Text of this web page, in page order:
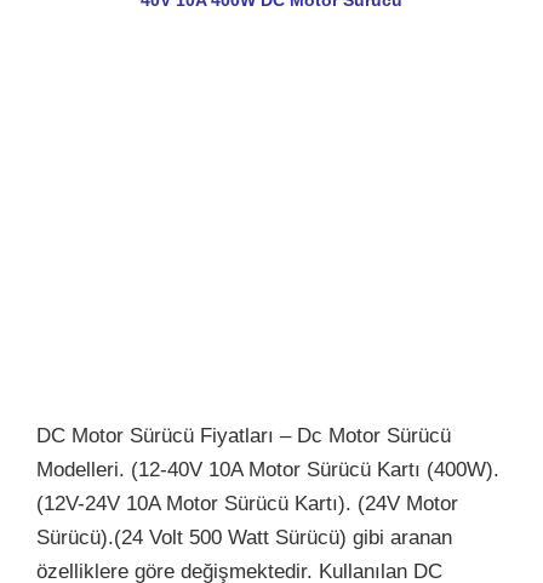
DC Motor Sürücü Fiyatları – Dc Motor Sürücü
Modelleri. (12-40V 10A Motor Sürücü Kartı (400W).
(12V-24V 10A Motor Sürücü Kartı). (24V Motor
Sürücü).(24 Volt 500 Watt Sürücü) gibi aranan
özelliklere göre değişmektedir. Kullanılan DC